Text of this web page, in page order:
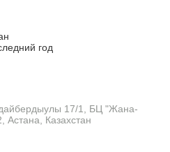
год
17/1, БЦ "Жана-
Астана, Казахстан